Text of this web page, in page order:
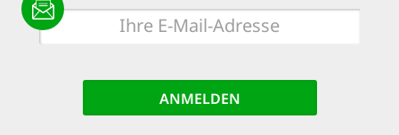
E-
Mail